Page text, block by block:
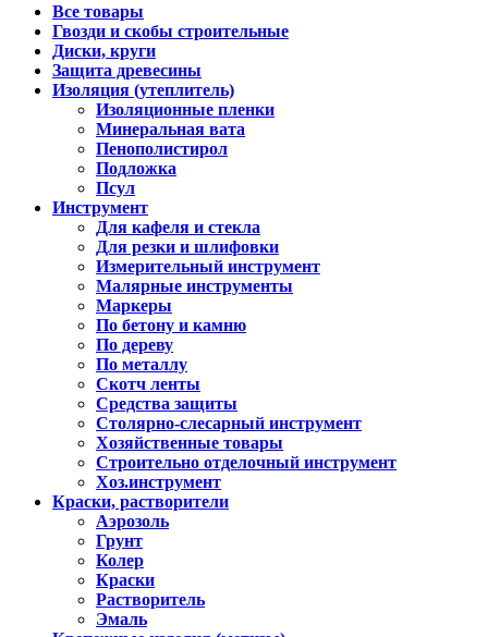
Все товары
Гвозди и скобы строительные
Диски, круги
Защита древесины
Изоляция (утеплитель)
Изоляционные пленки
Минеральная вата
Пенополистирол
Подложка
Псул
Инструмент
Для кафеля и стекла
Для резки и шлифовки
Измерительный инструмент
Малярные инструменты
Маркеры
По бетону и камню
По дереву
По металлу
Скотч ленты
Средства защиты
Столярно-слесарный инструмент
Хозяйственные товары
Строительно отделочный инструмент
Хоз.инструмент
Краски, растворители
Аэрозоль
Грунт
Колер
Краски
Растворитель
Эмаль